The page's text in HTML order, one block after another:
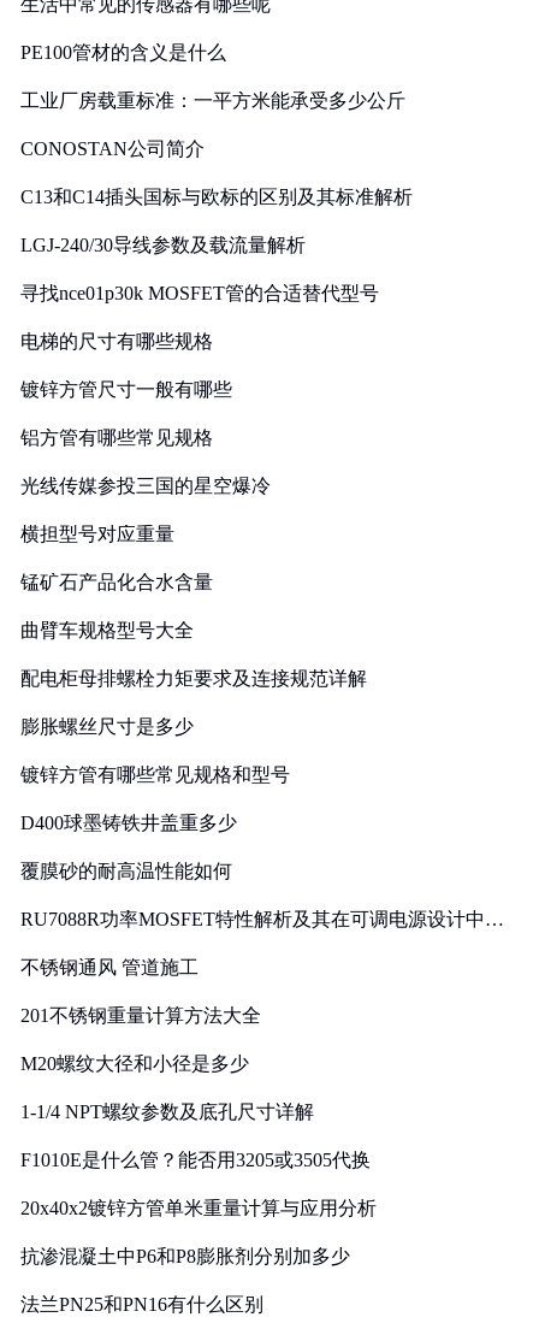
生活中常见的传感器有哪些呢
PE100管材的含义是什么
工业厂房载重标准：一平方米能承受多少公斤
CONOSTAN公司简介
C13和C14插头国标与欧标的区别及其标准解析
LGJ-240/30导线参数及载流量解析
寻找nce01p30k MOSFET管的合适替代型号
电梯的尺寸有哪些规格
镀锌方管尺寸一般有哪些
铝方管有哪些常见规格
光线传媒参投三国的星空爆冷
横担型号对应重量
锰矿石产品化合水含量
曲臂车规格型号大全
配电柜母排螺栓力矩要求及连接规范详解
膨胀螺丝尺寸是多少
镀锌方管有哪些常见规格和型号
D400球墨铸铁井盖重多少
覆膜砂的耐高温性能如何
RU7088R功率MOSFET特性解析及其在可调电源设计中的
不锈钢通风 管道施工
201不锈钢重量计算方法大全
M20螺纹大径和小径是多少
1-1/4 NPT螺纹参数及底孔尺寸详解
F1010E是什么管？能否用3205或3505代换
20x40x2镀锌方管单米重量计算与应用分析
抗渗混凝土中P6和P8膨胀剂分别加多少
法兰PN25和PN16有什么区别